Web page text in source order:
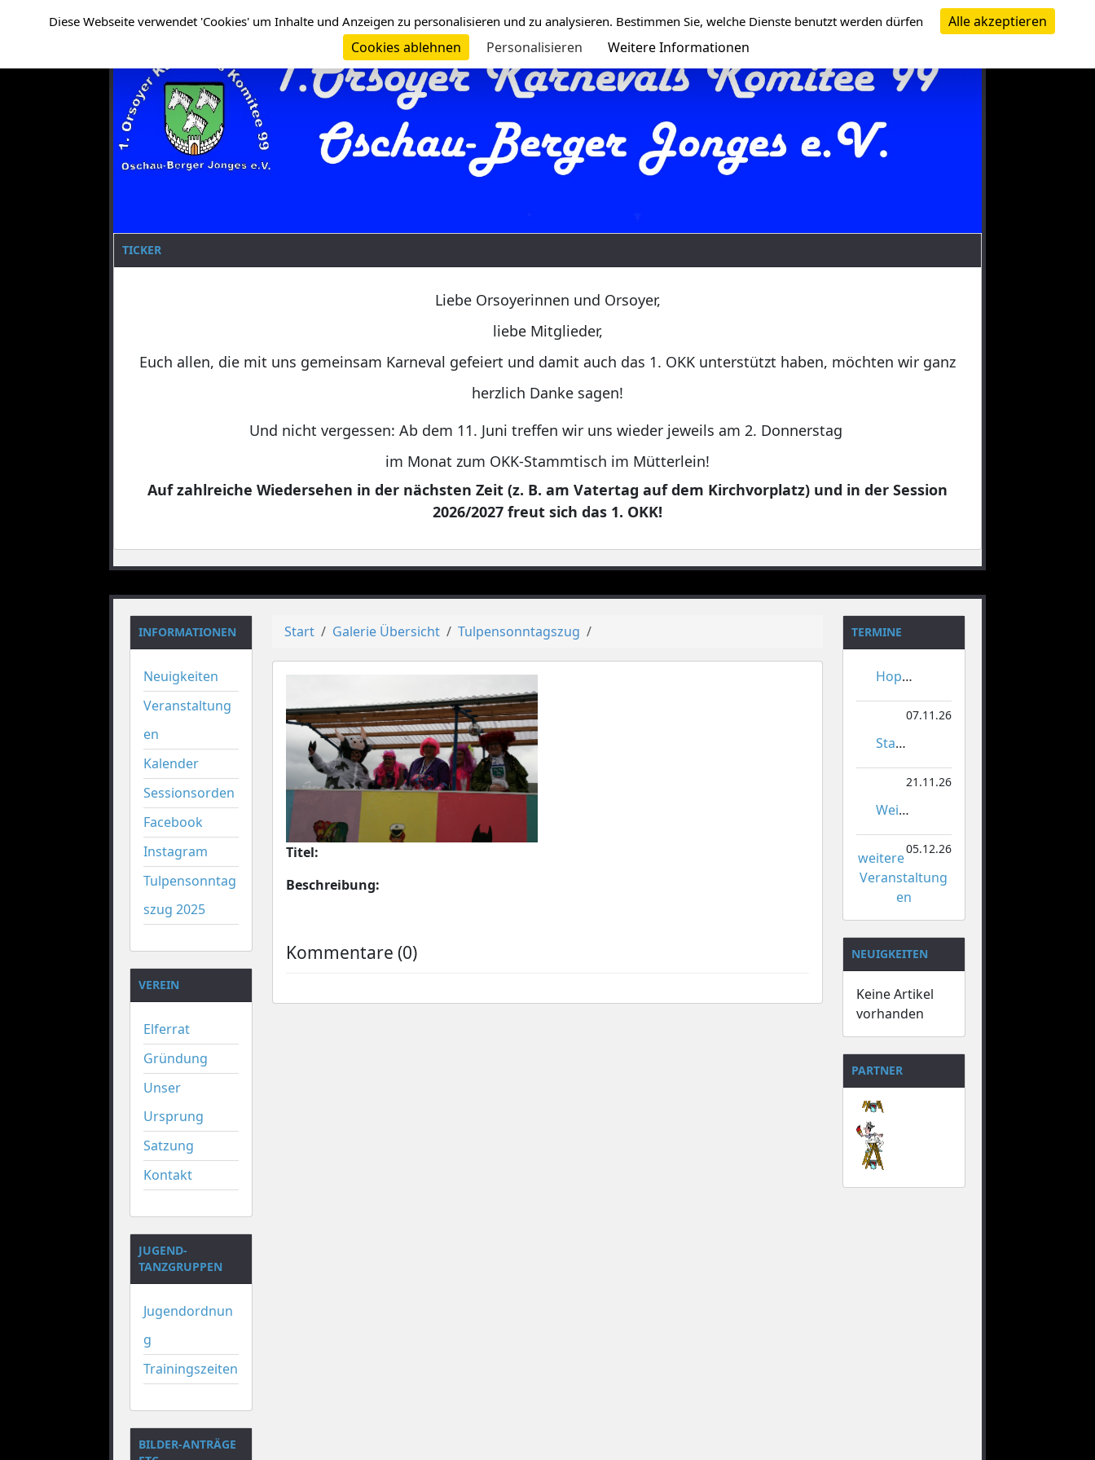
TICKER
Liebe Orsoyerinnen und Orsoyer,
liebe Mitglieder,
Euch allen, die mit uns gemeinsam Karneval gefeiert und damit auch das 1. OKK unterstützt haben, möchten wir ganz
herzlich Danke sagen!
Und nicht vergessen: Ab dem 11. Juni treffen wir uns wieder jeweils am 2. Donnerstag
im Monat zum OKK-Stammtisch im Mütterlein!
Auf zahlreiche Wiedersehen in der nächsten Zeit (z. B. am Vatertag auf dem Kirchvorplatz) und in der Session
2026/2027 freut sich das 1. OKK!
INFORMATIONEN
Neuigkeiten
Veranstaltung
en
Kalender
Sessionsorden
Facebook
Instagram
Tulpensonntag
szug 2025
VEREIN
Elferrat
Gründung
Unser
Ursprung
Satzung
Kontakt
JUGEND-
TANZGRUPPEN
Jugendordnun
g
Trainingszeiten
BILDER-ANTRÄGE
Start Galerie Übersicht Tulpensonntagszug
Titel:
Beschreibung:
Kommentare (0)
TERMINE
Hoppeditzerwachen
07.11.26
Stadtmeisterschaften im Gardetanz
21.11.26
Weihnachtsmarkt Orsoy
05.12.26
weitere
Veranstaltung
en
NEUIGKEITEN
Keine Artikel
vorhanden
PARTNER
Diese Webseite verwendet 'Cookies' um Inhalte und Anzeigen zu personalisieren und zu analysieren. Bestimmen Sie, welche Dienste benutzt werden dürfen
Alle akzeptieren
Cookies ablehnen
Personalisieren Weitere Informationen